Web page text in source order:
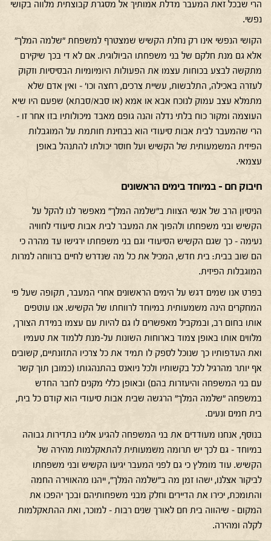
הרי שבכל זאת המעבר מדלת אמותיך אל מסגרת קבוצתית מלווה בקושי
נפשי.
הקושי הנפשי אינו רק נחלת הקשיש שמצטרף למשפחת "שלמה המלך"
אלא גם מנת חלקם של בני משפחתו הביולוגית. אם לא די בכך שיקירם
מתקשה לבצע בכוחות עצמו את הפעולות היומיומיות הבסיסיות וזקוק
לעזרה באכילה, התלבשות, עשיית צרכים, רחצה וכו' – ואין אדם שלא
מתמלא עצב עמוק לנוכח אבא או אמא (או סבא/סבתא) שפעם היו שיא
העוצמה ומקור כוח בלתי נדלה והנה גופם מאבד מיכולותיו בזו אחר זו –
הרי שהמעבר לבית אבות סיעודי הוא בבחינת חותמת על המוגבלות
הפיזית המשמעותית של הקשיש ועל חוסר יכולתו להתנהל באופן
עצמאי.
חיבוק חם – במיוחד בימים הראשונים
הניסיון הרב של אנשי הצוות ב"שלמה המלך" מאפשר לנו להקל על
הקשיש ובני משפחתו ולהפוך את המעבר לבית אבות סיעודי לחוויה
נעימה – כך שגם הקשיש הסיעודי וגם בני משפחתו ירגישו עד מהרה כי
הם שוב בבית: בית חדש, המכיל את כל מה שנדרש לחיים ברווחה למרות
המוגבלות הפיזית.
בפרט אנו שמים דגש על הימים הראשונים אחרי המעבר, תקופה שעל פי
המחקרים הינה משמעותית במיוחד לרווחתו של הקשיש. אנו עוטפים
אותו בחום רב, ובמקביל מאפשרים לו גם להיות עם עצמו במידת הצורך,
מלווים אותו באופן צמוד בארוחות השונות על-מנת ללמוד את טעמיו
ואת העדפותיו כך שנוכל לספק לו תמיד את כל צרכיו התזונתיים, קשובים
אף יותר מהרגיל לכל בקשותיו ולכל ניואנס בהתנהגותו (כמובן תוך קשר
עם בני המשפחה והיעזרות בהם) ובאופן כללי מקנים לחבר החדש
במשפחה "שלמה המלך" הרגשה שבית אבות סיעודי הוא קודם כל בית,
בית חמים ונעים.
בנוסף, אנחנו מעודדים את בני המשפחה להגיע אלינו בתדירות גבוהה
במיוחד – גם לכך יש תרומה משמעותית להתאקלמות מהירה של
הקשיש. עוד מומלץ כי גם לפני המעבר יגיעו הקשיש ובני משפחתו
לביקור אצלנו, ישהו זמן מה ב"שלמה המלך", ייהנו מהאווירה החמה
והתומכת, יכירו את הדיירים וחלק מבני משפחותיהם ובכך יהפכו את
המקום – שיהווה בית חם לאורך שנים רבות – למוכר, ואת ההתאקלמות
לקלה ומהירה.